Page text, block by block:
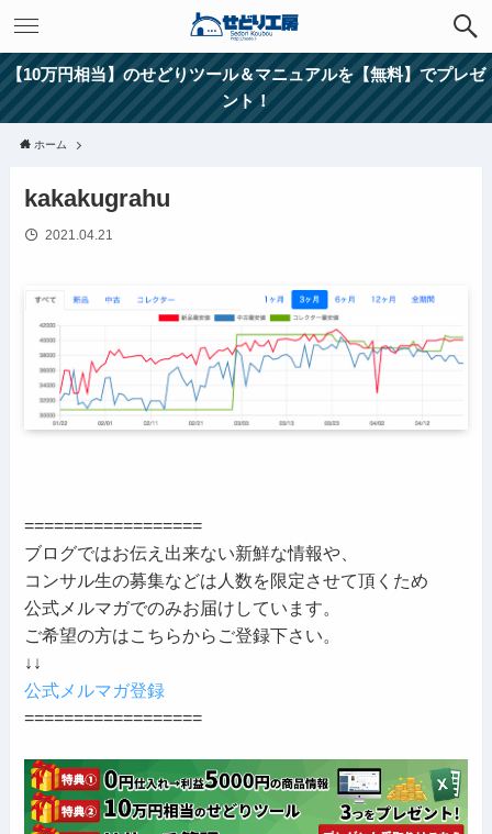
【10万円相当】のせどりツール＆マニュアルを【無料】でプレゼ
ント！
ホーム
kakakugrahu
2021.04.21
==================
ブログではお伝え出来ない新鮮な情報や、
コンサル生の募集などは人数を限定させて頂くため
公式メルマガでのみお届けしています。
ご希望の方はこちらからご登録下さい。
↓↓
公式メルマガ登録
==================